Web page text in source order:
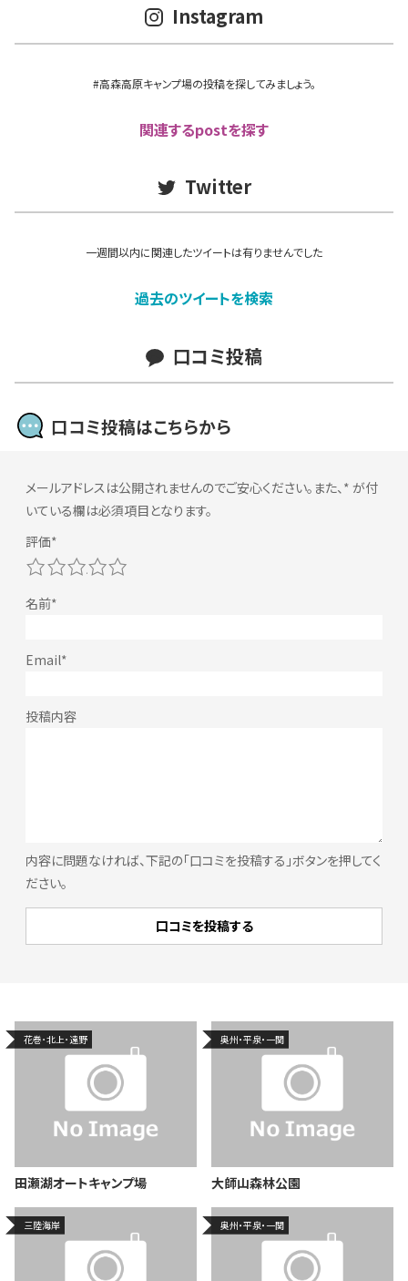
Instagram
#高森高原キャンプ場の投稿を探してみましょう。
関連するpostを探す
Twitter
一週間以内に関連したツイートは有りませんでした
過去のツイートを検索
口コミ投稿
口コミ投稿はこちらから
メールアドレスは公開されませんのでご安心ください。また、* が付
いている欄は必須項目となります。
内容に問題なければ、下記の「口コミを投稿する」ボタンを押してく
ださい。
5
4
3
2
花巻･北上･遠野
田瀬湖オートキャンプ場
奥州・平泉・一関
大師山森林公園
三陸海岸 奥州・平泉・一関